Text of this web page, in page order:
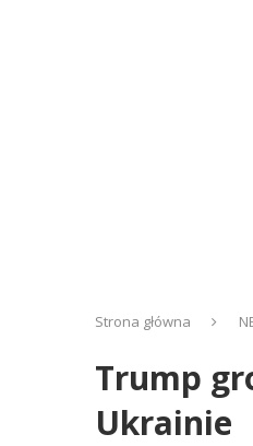
Strona główna
Trump
Ukrainie